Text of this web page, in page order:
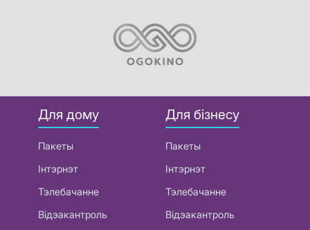
Для дому
Пакеты
Інтэрнэт
Тэлебачанне
Відэакантроль
Для бізнесу
Пакеты
Інтэрнэт
Тэлебачанне
Відэакантроль